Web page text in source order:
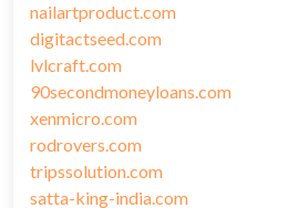
nailartproduct.com
digitactseed.com
lvlcraft.com
90secondmoneyloans.com
xenmicro.com
rodrovers.com
tripssolution.com
satta-king-india.com